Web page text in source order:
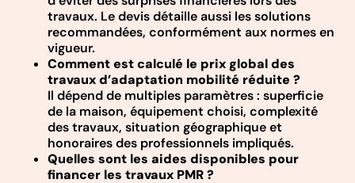
travaux. Le devis détaille aussi les solutions
recommandées, conformément aux normes en
vigueur.
Comment est calculé le prix global des
travaux d’adaptation mobilité réduite ?
Il dépend de multiples paramètres : superficie
de la maison, équipement choisi, complexité
des travaux, situation géographique et
honoraires des professionnels impliqués.
Quelles sont les aides disponibles pour
financer les travaux PMR ?